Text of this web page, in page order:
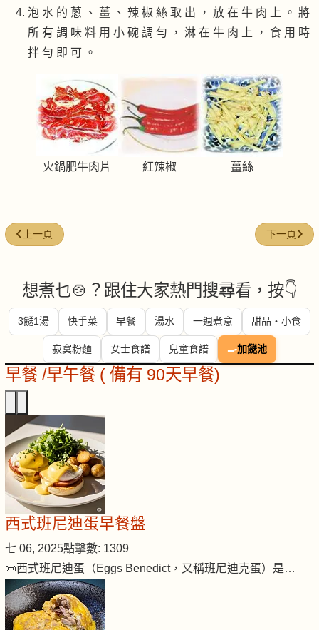
泡 水 的 蔥 、 薑 、 辣 椒 絲 取 出 ， 放 在 牛 肉 上 。 將
所 有 調 味 料 用 小 碗 調 勻 ， 淋 在 牛 肉 上 ， 食 用 時
拌 勻 即 可 。
火鍋肥牛肉片 紅辣椒 薑絲
上一篇文章: 蘆筍炒牛仔骨
上一頁 下一篇文章
下一頁
想煮乜🍲？跟住大家熱門搜尋看，按👇
3餸1湯 快手菜 早餐 湯水 一週煮意 甜品・小食
寂寞粉麵 女士食譜 兒童食譜 🍳加餸池
早餐 /早午餐 ( 備有 90天早餐)
西式班尼迪蛋早餐盤
七 06, 2025點擊數: 1309
📜西式班尼迪蛋（Eggs Benedict，又稱班尼迪克蛋）是…